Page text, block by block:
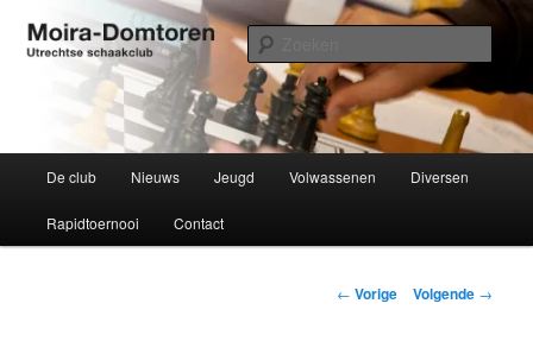
naar
Moira-Domtoren
Utrechtse schaakclub opgericht 1934
De club Nieuws Jeugd Volwassenen Diversen
Rapidtoernooi Contact
Bericht
← Vorige Volgende →